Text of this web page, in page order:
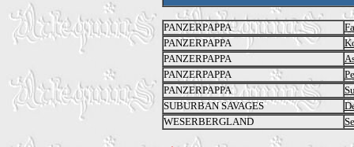
PANZERPAPPA
PANZERPAPPA
PANZERPAPPA
PANZERPAPPA
PANZERPAPPA
SUBURBAN SAVAGES
WESERBERGLAND